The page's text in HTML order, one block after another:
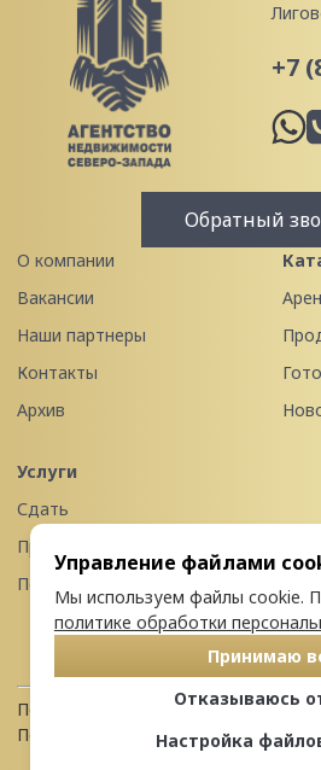
+7
Обратный
О компании
Вакансии
Наши партнеры
Контакты
Архив
Услуги
Сдать
Продать
Передать в управление
Политика конфиденциальности
Пользовательское соглашение
Управление файлами
Мы используем файлы cookie.
политике обработки
Принимаю
Отказываюсь
Настройка